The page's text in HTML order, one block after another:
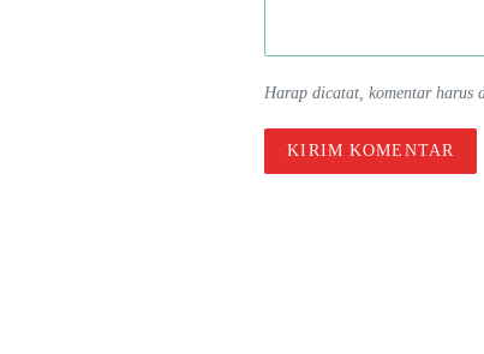
Harap dicatat, komentar harus